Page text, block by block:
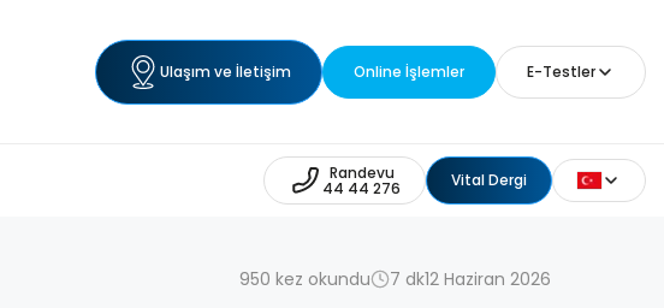
Ulaşım ve İletişim Online İşlemler E-Testler
Randevu
44 44 276 Vital Dergi
950 kez okundu 7 dk12 Haziran 2026